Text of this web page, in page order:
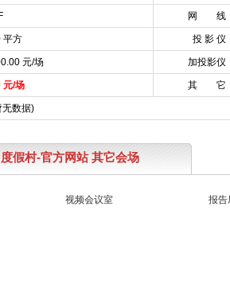
网 线
平方 投 影 仪
元/场 加投影仪
元/场 其 它
无数据)
假村-官方网站 其它会场
视频会议室 报告